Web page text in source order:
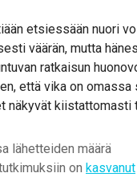
etsiessään nuori
väärän, mutta
ratkaisun
että vika on omassa
näkyvät kiistattomasti
lähetteiden määrä
on kasvanut